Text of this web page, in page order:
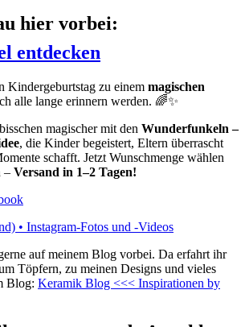
hier vorbei:
entdecken
Kindergeburtstag zu einem magischen
alle lange erinnern werden. 🌈✨
magischer mit den Wunderfunkeln –
, die Kinder begeistert, Eltern überrascht
schafft. Jetzt Wunschmenge wählen
– Versand in 1–2 Tagen!
• Instagram-Fotos und -Videos
auf meinem Blog vorbei. Da erfahrt ihr
Töpfern, zu meinen Designs und vieles
Blog: Keramik Blog <<< Inspirationen by